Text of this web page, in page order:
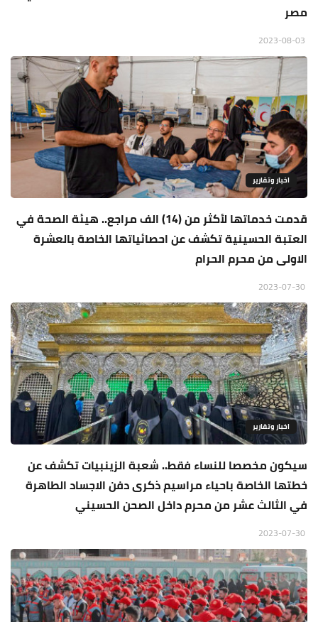
مصر
اخبار وتقارير
قدمت خدماتها لأكثر من (14) الف مراجع.. هيئة الصحة في
العتبة الحسينية تكشف عن احصائياتها الخاصة بالعشرة
الاولى من محرم الحرام
اخبار وتقارير
سيكون مخصصا للنساء فقط.. شعبة الزينبيات تكشف عن
خطتها الخاصة باحياء مراسيم ذكرى دفن الاجساد الطاهرة
في الثالث عشر من محرم داخل الصحن الحسيني